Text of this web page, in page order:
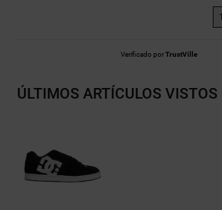
1
Verificado porTrustVille
ÚLTIMOS ARTÍCULOS VISTOS